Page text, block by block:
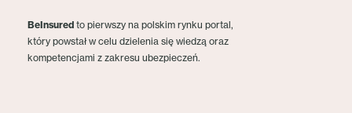
BeInsured to pierwszy na polskim rynku portal,
który powstał w celu dzielenia się wiedzą oraz
kompetencjami z zakresu ubezpieczeń.